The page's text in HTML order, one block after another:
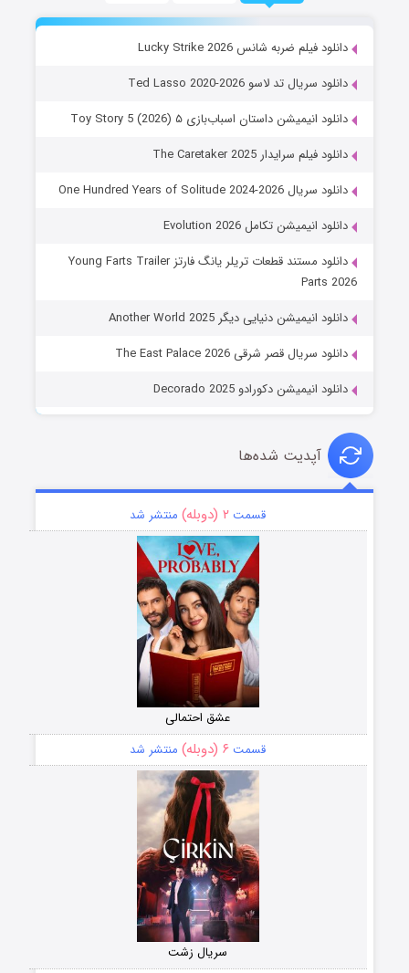
دانلود فیلم ضربه شانس Lucky Strike 2026
دانلود سریال تد لاسو Ted Lasso 2020-2026
دانلود انیمیشن داستان اسباب‌بازی ۵ Toy Story 5 (2026)
دانلود فیلم سرایدار The Caretaker 2025
دانلود سریال One Hundred Years of Solitude 2024-2026
دانلود انیمیشن تکامل Evolution 2026
دانلود مستند قطعات تریلر یانگ فارتز Young Farts Trailer
Parts 2026
دانلود انیمیشن دنیایی دیگر Another World 2025
دانلود سریال قصر شرقی The East Palace 2026
دانلود انیمیشن دکورادو Decorado 2025
آپدیت شده‌ها
قسمت ۲ (دوبله) منتشر شد
عشق احتمالی
قسمت ۶ (دوبله) منتشر شد
سریال زشت